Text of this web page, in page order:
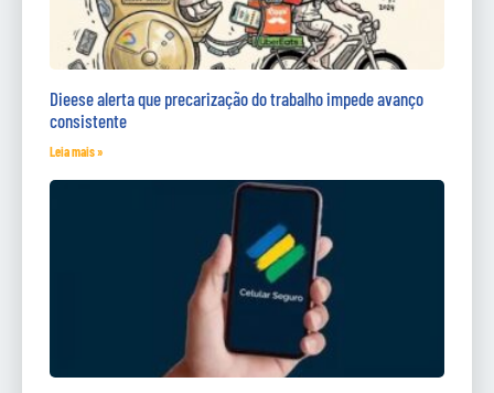
Dieese alerta que precarização do trabalho impede avanço
consistente
Leia mais »